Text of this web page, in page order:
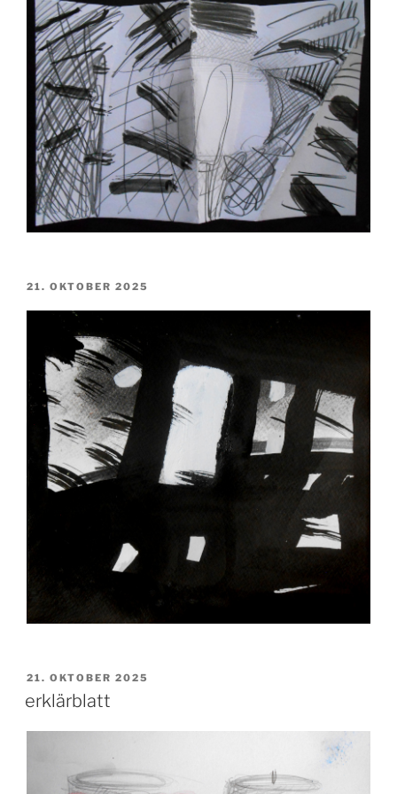
VERÖFFENTLICHT
21. OKTOBER 2025
VERÖFFENTLICHT
AM
21. OKTOBER 2025
erklärblatt